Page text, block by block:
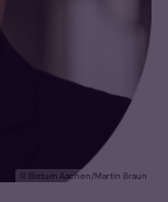
© Bistum Aachen/Martin Braun